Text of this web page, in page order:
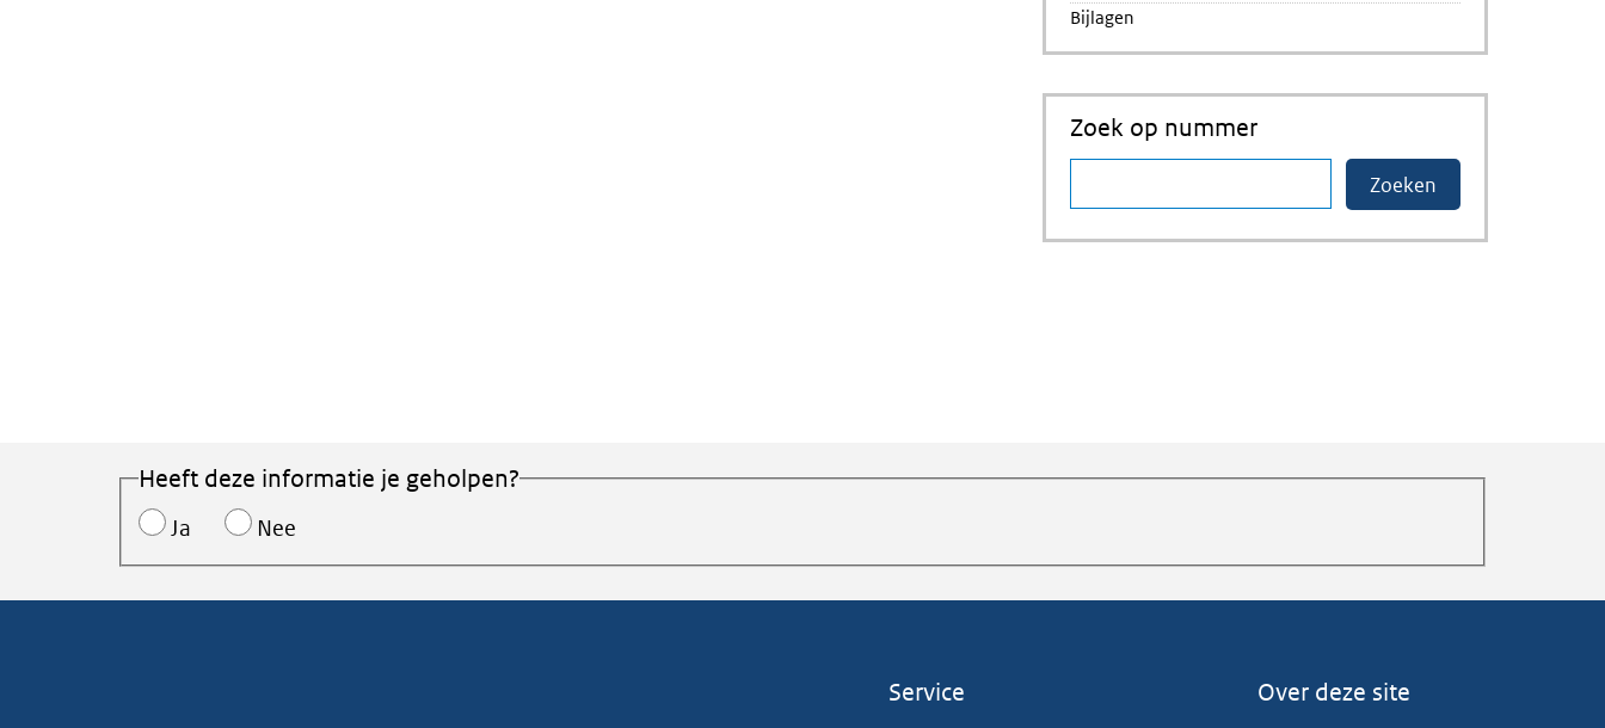
Bijlagen
Zoek op nummer
Heeft deze informatie je geholpen?
Ja Nee
Service Over deze site